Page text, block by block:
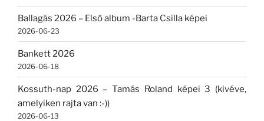
Ballagás 2026 – Első album -Barta Csilla képei
2026-06-23
Bankett 2026
2026-06-18
Kossuth-nap 2026 – Tamás Roland képei 3 (kivéve,
amelyiken rajta van :-))
2026-06-13